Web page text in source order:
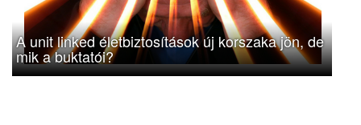
A unit linked életbiztosítások új korszaka jön, de
mik a buktatói?